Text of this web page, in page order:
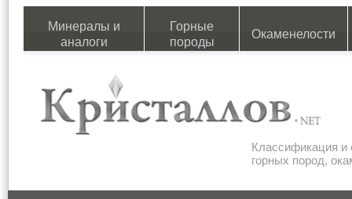
Минералы и
аналоги
Горные
породы
Окаменелости
Классификация и
горных пород,